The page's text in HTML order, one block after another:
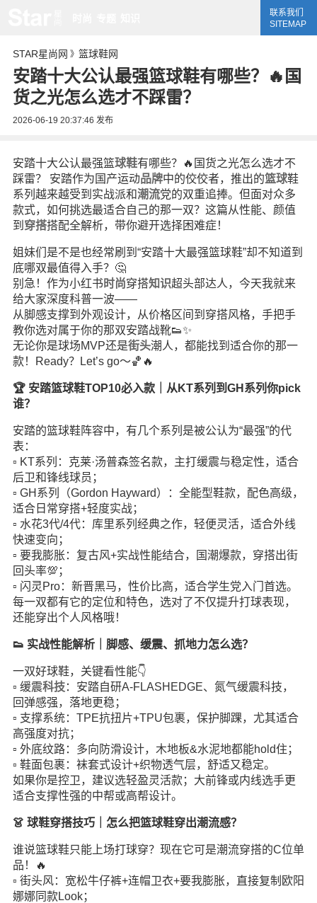
联系我们
SITEMAP
STAR星尚网 》 篮球鞋网
安踏十大公认最强篮球鞋有哪些？🔥国
货之光怎么选才不踩雷？
2026-06-19 20:37:46 发布
安踏十大公认最强篮球鞋有哪些？🔥国货之光怎么选才不
踩雷？ 安踏作为国产运动品牌中的佼佼者，推出的篮球鞋
系列越来越受到实战派和潮流党的双重追捧。但面对众多
款式，如何挑选最适合自己的那一双？这篇从性能、颜值
到 穿搭搭配全解析，带你避开选择困难症！
姐妹们是不是也经常刷到“安踏十大最强篮球鞋”却不知道到
底哪双最值得入手？🤔
别急！作为小红书 时尚穿搭知识超头部达人，今天我就来
给大家深度科普一波——
从脚感支撑到外观设计，从价格区间到穿搭风格，手把手
教你选对属于你的那双安踏战靴👟✨
无论你是球场MVP还是街头潮人，都能找到适合你的那一
款！Ready？Let’s go～🏀🔥
🏆 安踏篮球鞋TOP10必入款｜从KT系列到GH系列你pick
谁？
安踏的篮球鞋阵容中，有几个系列是被公认为“最强”的代
表：
▫️ KT系列：克莱·汤普森签名款，主打缓震与稳定性，适合
后卫和锋线球员；
▫️ GH系列（Gordon Hayward）：全能型鞋款，配色高级，
适合日常穿搭+轻度实战；
▫️ 水花3代/4代：库里系列经典之作，轻便灵活，适合外线
快速变向；
▫️ 要我膨胀：复古风+实战性能结合，国潮爆款，穿搭出街
回头率💯；
▫️ 闪灵Pro：新晋黑马，性价比高，适合学生党入门首选。
每一双都有它的定位和特色，选对了不仅提升打球表现，
还能穿出个人风格哦！
👟 实战性能解析｜脚感、缓震、抓地力怎么选？
一双好球鞋，关键看性能👇
▫️ 缓震科技：安踏自研A-FLASHEDGE、氮气缓震科技，
回弹感强，落地更稳；
▫️ 支撑系统：TPE抗扭片+TPU包裹，保护脚踝，尤其适合
高强度对抗；
▫️ 外底纹路：多向防滑设计，木地板&水泥地都能hold住；
▫️ 鞋面包裹：袜套式设计+织物透气层，舒适又稳定。
如果你是控卫，建议选轻盈灵活款；大前锋或内线选手更
适合支撑性强的中帮或高帮设计。
👗 球鞋穿搭技巧｜怎么把篮球鞋穿出潮流感？
谁说篮球鞋只能上场打球穿？现在它可是潮流穿搭的C位单
品！🔥
▫️ 街头风：宽松牛仔裤+连帽卫衣+要我膨胀，直接复制欧阳
娜娜同款Look；